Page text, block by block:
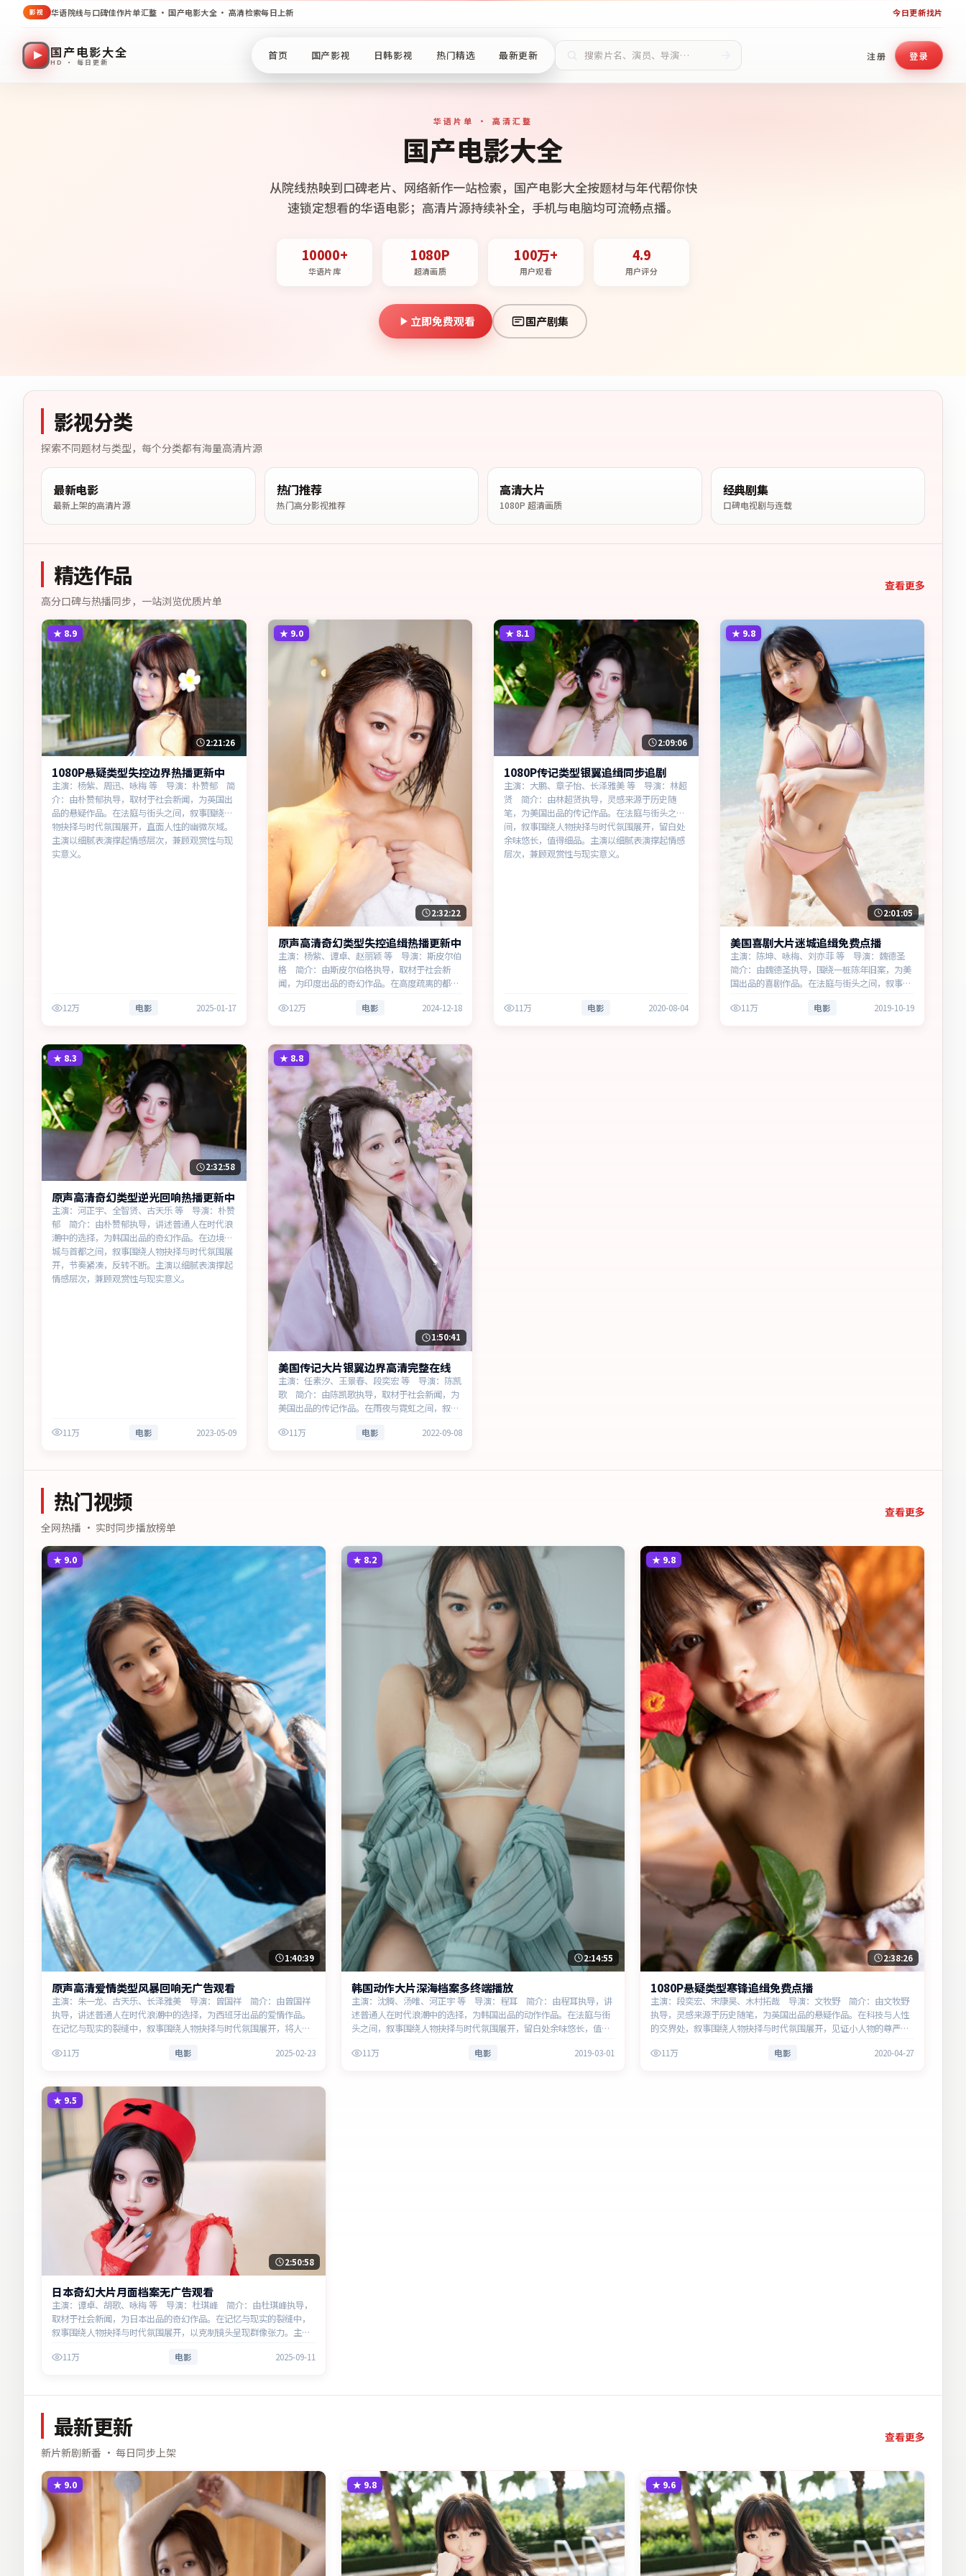
影视 华语院线与口碑佳作片单汇整 · 国产电影大全 · 高清检索每日上新 今日更新找片
国产电影大全
HD · 每日更新 首页 国产影视 日韩影视 热门精选 最新更新 注册 登录
华语片单 · 高清汇整
国产电影大全
从院线热映到口碑老片、网络新作一站检索，国产电影大全按题材与年代帮你快
速锁定想看的华语电影；高清片源持续补全，手机与电脑均可流畅点播。
10000+
华语片库
1080P
超清画质
100万+
用户观看
4.9
用户评分
立即免费观看 国产剧集
影视分类
探索不同题材与类型，每个分类都有海量高清片源
最新电影
最新上架的高清片源
热门推荐
热门高分影视推荐
高清大片
1080P 超清画质
经典剧集
口碑电视剧与连载
精选作品
高分口碑与热播同步，一站浏览优质片单
查看更多
★ 8.9
2:21:26
1080P悬疑类型失控边界热播更新中
主演：杨紫、周迅、咏梅 等 导演：朴赞郁 简
介：由朴赞郁执导，取材于社会新闻，为英国出
品的悬疑作品。在法庭与街头之间，叙事围绕人
物抉择与时代氛围展开，直面人性的幽微灰域。
主演以细腻表演撑起情感层次，兼顾观赏性与现
实意义。
12万 电影 2025-01-17
★ 9.0
2:32:22
原声高清奇幻类型失控追缉热播更新中
主演：杨紫、谭卓、赵丽颖 等 导演：斯皮尔伯
格 简介：由斯皮尔伯格执导，取材于社会新
闻，为印度出品的奇幻作品。在高度疏离的都市
克制镜头呈现群像张力。主演以细腻表演撑起情
12万 电影 2024-12-18
★ 8.1
2:09:06
1080P传记类型银翼追缉同步追剧
主演：大鹏、章子怡、长泽雅美 等 导演：林超
贤 简介：由林超贤执导，灵感来源于历史随
笔，为美国出品的传记作品。在法庭与街头之
间，叙事围绕人物抉择与时代氛围展开，留白处
余味悠长，值得细品。主演以细腻表演撑起情感
层次，兼顾观赏性与现实意义。
11万 电影 2020-08-04
★ 9.8
2:01:05
美国喜剧大片迷城追缉免费点播
主演：陈坤、咏梅、刘亦菲 等 导演：魏德圣
简介：由魏德圣执导，围绕一桩陈年旧案，为美
国出品的喜剧作品。在法庭与街头之间，叙事围
像张力。主演以细腻表演撑起情感层次，兼顾观
11万 电影 2019-10-19
★ 8.3
2:32:58
原声高清奇幻类型逆光回响热播更新中
主演：河正宇、全智贤、古天乐 等 导演：朴赞
郁 简介：由朴赞郁执导，讲述普通人在时代浪
潮中的选择，为韩国出品的奇幻作品。在边境小
城与首都之间，叙事围绕人物抉择与时代氛围展
开，节奏紧凑，反转不断。主演以细腻表演撑起
情感层次，兼顾观赏性与现实意义。
11万 电影 2023-05-09
★ 8.8
1:50:41
美国传记大片银翼边界高清完整在线
主演：任素汐、王景春、段奕宏 等 导演：陈凯
歌 简介：由陈凯歌执导，取材于社会新闻，为
美国出品的传记作品。在雨夜与霓虹之间，叙事
不断。主演以细腻表演撑起情感层次，兼顾观赏
11万 电影 2022-09-08
热门视频
全网热播 · 实时同步播放榜单
查看更多
★ 9.0
1:40:39
原声高清爱情类型风暴回响无广告观看
主演：朱一龙、古天乐、长泽雅美 导演：曾国祥 简介：由曾国祥
执导，讲述普通人在时代浪潮中的选择，为西班牙出品的爱情作品。
在记忆与现实的裂缝中，叙事围绕人物抉择与时代氛围展开，将人物
与现…
11万 电影 2025-02-23
★ 8.2
2:14:55
韩国动作大片深海档案多终端播放
主演：沈腾、汤唯、河正宇 等 导演：程耳 简介：由程耳执导，讲
述普通人在时代浪潮中的选择，为韩国出品的动作作品。在法庭与街
头之间，叙事围绕人物抉择与时代氛围展开，留白处余味悠长，值得
11万 电影 2019-03-01
★ 9.8
2:38:26
1080P悬疑类型寒锋追缉免费点播
主演：段奕宏、宋康昊、木村拓哉 导演：文牧野 简介：由文牧野
执导，灵感来源于历史随笔，为英国出品的悬疑作品。在科技与人性
的交界处，叙事围绕人物抉择与时代氛围展开，见证小人物的尊严突
11万 电影 2020-04-27
★ 9.5
2:50:58
日本奇幻大片月面档案无广告观看
主演：谭卓、胡歌、咏梅 等 导演：杜琪峰 简介：由杜琪峰执导，
取材于社会新闻，为日本出品的奇幻作品。在记忆与现实的裂缝中，
叙事围绕人物抉择与时代氛围展开，以克制镜头呈现群像张力。主演
11万 电影 2025-09-11
最新更新
新片新剧新番 · 每日同步上架
查看更多
★ 9.0 ★ 9.8 ★ 9.6